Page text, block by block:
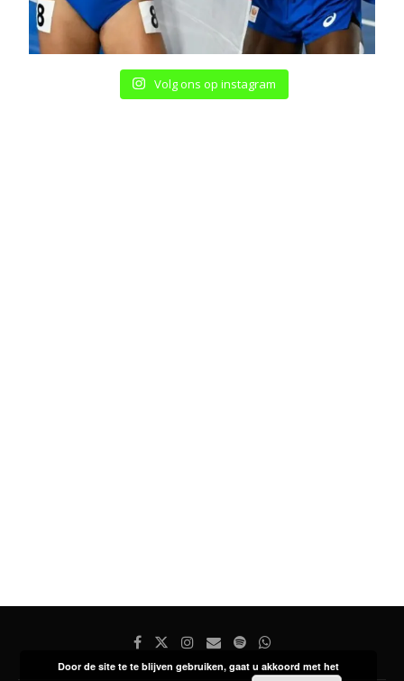
Volg ons op instagram
Door de site te te blijven gebruiken, gaat u akkoord met het